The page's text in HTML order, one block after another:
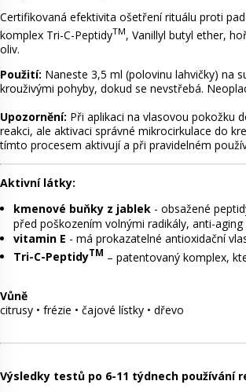
Certifikovaná efektivita ošetření rituálu proti
komplex Tri-C-PeptidyTM, Vanillyl butyl ether,
oliv.
Použití: Naneste 3,5 ml (polovinu lahvičky) na
krouživými pohyby, dokud se nevstřebá.
Upozornění: Při aplikaci na vlasovou pokožku
reakci, ale aktivaci správné mikrocirkulace do
tímto procesem aktivují a při pravidelném
Aktivní látky:
kmenové buňky z jablek - obsažené
před poškozením volnými radikály, anti-
vitamin E - má prokazatelné antioxidační
Tri-C-PeptidyTM – patentovaný komplex,
Vůně
citrusy • frézie • čajové lístky • dřevo
Výsledky testů po 6-11 týdnech používání